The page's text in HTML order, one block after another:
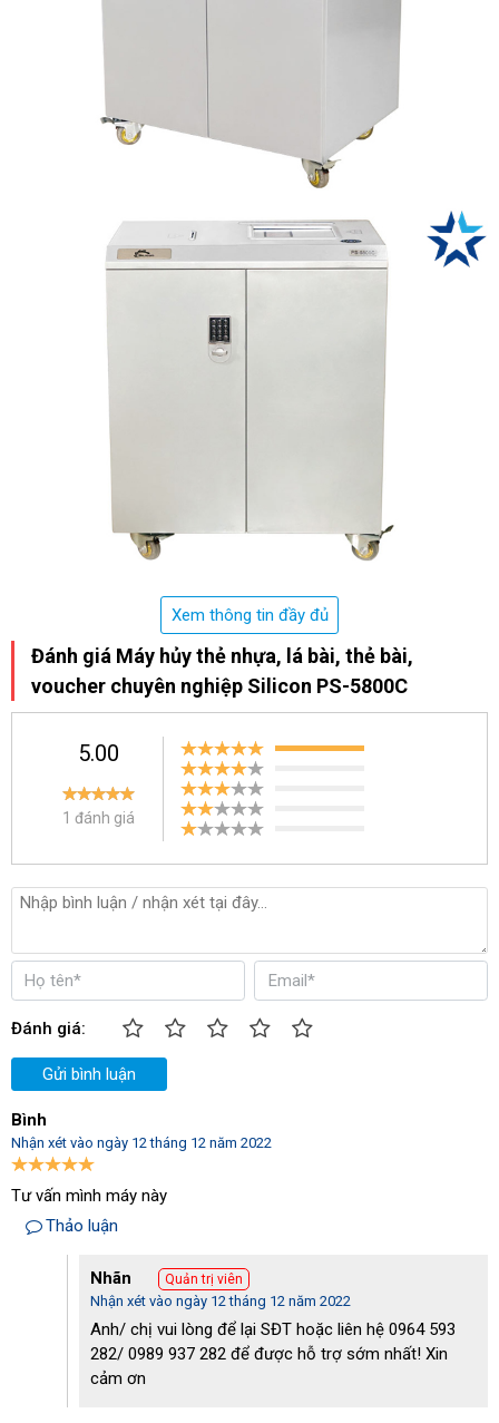
12 (thân máy)
Xem thông tin đầy đủ
Đánh giá Máy hủy thẻ nhựa, lá bài, thẻ bài,
voucher chuyên nghiệp Silicon PS-5800C
5.00
1 đánh giá
Đánh giá:
Gửi bình luận
Bình
Nhận xét vào ngày 12 tháng 12 năm 2022
Tư vấn mình máy này
Thảo luận
Nhãn Quản trị viên
Nhận xét vào ngày 12 tháng 12 năm 2022
Anh/ chị vui lòng để lại SĐT hoặc liên hệ 0964 593
282/ 0989 937 282 để được hỗ trợ sớm nhất! Xin
cảm ơn